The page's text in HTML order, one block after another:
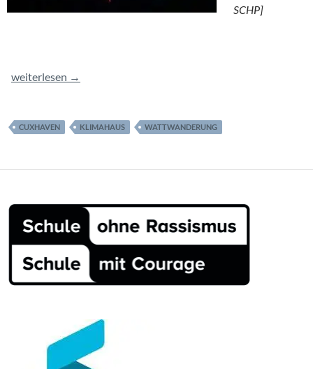
SCHP]
Cuxhaven 2018
weiterlesen →
CUXHAVEN KLIMAHAUS WATTWANDERUNG